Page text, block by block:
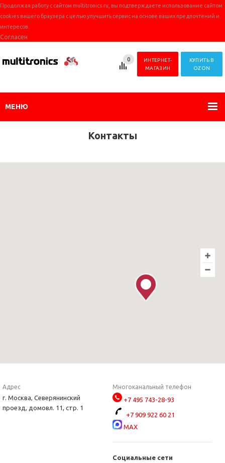
Продолжая работу с сайтом multitronics.ru, вы подтверждаете использование сайтом
cookies вашего браузера с целью улучшить сервис на основе ваших предпочтений и
интересов.
Согласен
КУПИТЬ В
OZON
ИНТЕРНЕТ-
МАГАЗИН
0
МЕНЮ
Контакты
Адрес
г. Москва, Северянинский
проезд, домовл. 11, стр. 1
Многоканальный телефон
+7 495 743-28-93
+7 909 922 60 21
MAX
Социальные сети